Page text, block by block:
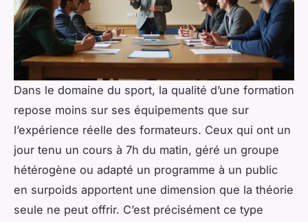
Dans le domaine du sport, la qualité d’une formation
repose moins sur ses équipements que sur
l’expérience réelle des formateurs. Ceux qui ont un
jour tenu un cours à 7h du matin, géré un groupe
hétérogène ou adapté un programme à un public
en surpoids apportent une dimension que la théorie
seule ne peut offrir. C’est précisément ce type